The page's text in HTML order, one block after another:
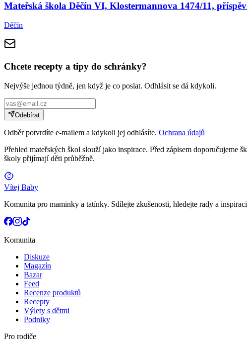
Mateřská škola Děčín VI, Klostermannova 1474/11,
Děčín
Chcete recepty a tipy do schránky?
Nejvýše jednou týdně, jen když je co poslat. Odhlásit se dá kdykoli.
Odebírat
Odběr potvrdíte e-mailem a kdykoli jej odhlásíte. Ochrana údajů
Přehled mateřských škol slouží jako inspirace. Před zápisem
školy přijímají děti průběžně.
Vítej Baby
Komunita pro maminky a tatínky. Sdílejte zkušenosti, hledejte rady a
Komunita
Diskuze
Magazín
Bazar
Feed
Recenze produktů
Recepty
Výlety s dětmi
Podniky
Pro rodiče